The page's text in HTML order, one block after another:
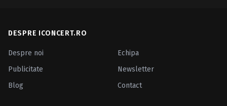
DESPRE ICONCERT.RO
Despre noi
Echipa
Publicitate
Newsletter
Blog
Contact